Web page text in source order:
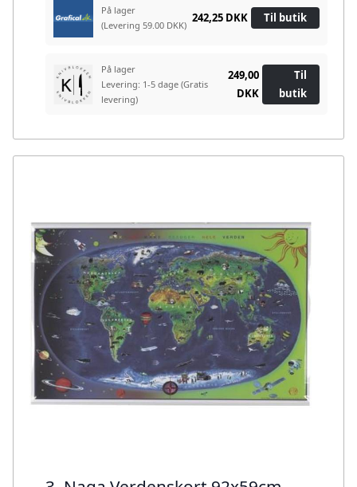
På lager
(Levering 59.00 DKK)
242,25 DKK Til butik
På lager
Levering: 1-5 dage (Gratis
levering)
249,00
DKK
Til
butik